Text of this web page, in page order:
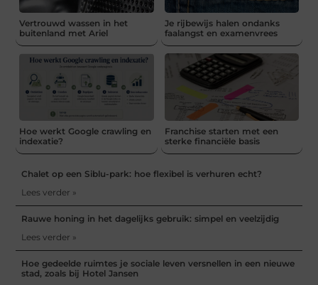
Vertrouwd wassen in het
buitenland met Ariel
Je rijbewijs halen ondanks
faalangst en examenvrees
Hoe werkt Google crawling en
indexatie?
Franchise starten met een
sterke financiële basis
Chalet op een Siblu-park: hoe flexibel is verhuren echt?
Lees verder »
Rauwe honing in het dagelijks gebruik: simpel en veelzijdig
Lees verder »
Hoe gedeelde ruimtes je sociale leven versnellen in een nieuwe
stad, zoals bij Hotel Jansen